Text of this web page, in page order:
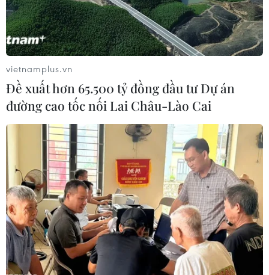
24/05/2024 13:49
An ninh Nga cho biết các công đoạn chuẩn bị, tài trợ,
tấn công, rút lui của những kẻ khủng bố được thực hiện
phối hợp qua Internet giữa các thành viên của IS-K, một
nhánh IS ở Afghanistan và Pakistan.
vietnamplus.vn
Đề xuất hơn 65.500 tỷ đồng đầu tư Dự án
đường cao tốc nối Lai Châu-Lào Cai